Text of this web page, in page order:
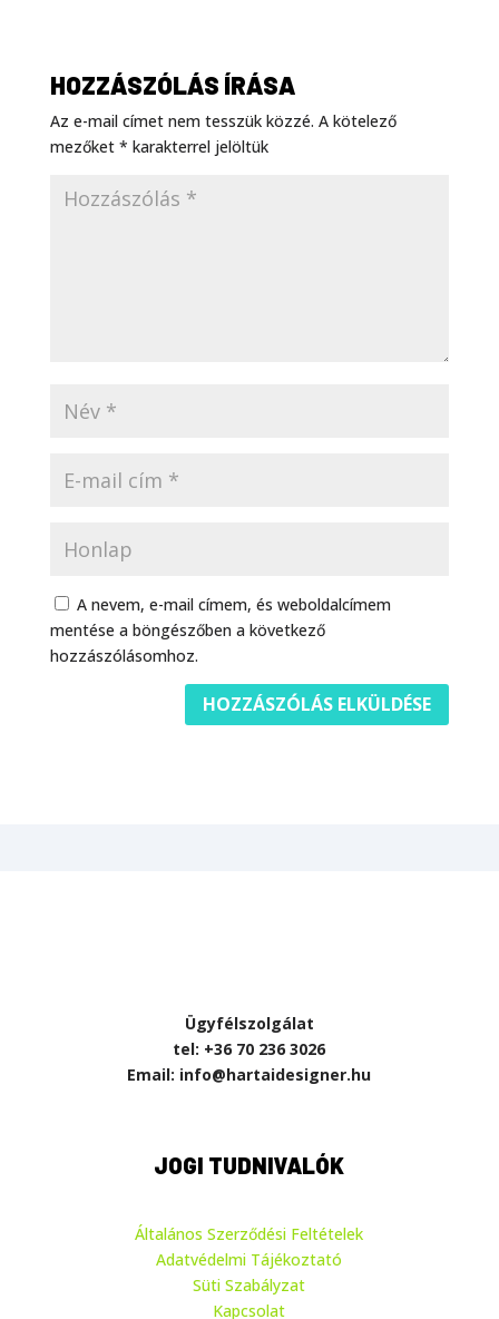
HOZZÁSZÓLÁS ÍRÁSA
Az e-mail címet nem tesszük közzé. A kötelező
mezőket * karakterrel jelöltük
A nevem, e-mail címem, és weboldalcímem
mentése a böngészőben a következő
hozzászólásomhoz.
Ügyfélszolgálat
tel: +36 70 236 3026
Email: info@hartaidesigner.hu
JOGI TUDNIVALÓK
Általános Szerződési Feltételek
Adatvédelmi Tájékoztató
Süti Szabályzat
Kapcsolat